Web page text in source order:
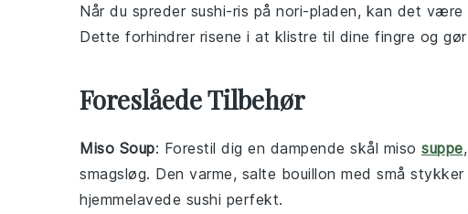
Når du spreder sushi-ris på nori-pladen, kan det være
Dette forhindrer risene i at klistre til dine fingre og
Foreslåede Tilbehør
Miso Soup: Forestil dig en dampende skål miso suppe
smagsløg. Den varme, salte bouillon med små stykker
hjemmelavede sushi perfekt.